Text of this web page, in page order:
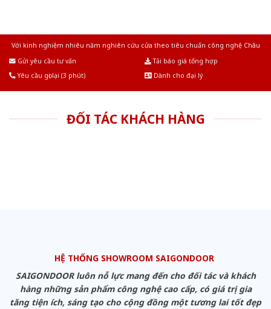
Với kinh nghiệm nhiêu năm nghiên cứu cửa theo tiêu chuẩn công nghệ Châu
Gửi yêu cầu tư vấn
Tải báo giá tổng hợp
Yêu cầu gọi lại (3 phút)
Dành cho đại lý
ĐỐI TÁC KHÁCH HÀNG
HỆ THỐNG SHOWROOM SAIGONDOOR
SAIGONDOOR luôn nỗ lực mang đến cho đối tác và khách
hàng những sản phẩm công nghệ cao cấp, có giá trị gia
tăng tiện ích, sáng tạo cho cộng đồng một tương lai tốt đẹp